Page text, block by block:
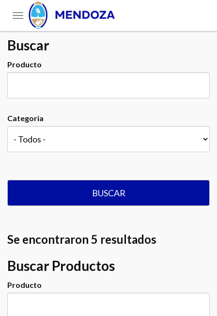
Toggle
navigation
Buscar
Producto
Categoria
BUSCAR
Se encontraron 5 resultados
Buscar Productos
Producto